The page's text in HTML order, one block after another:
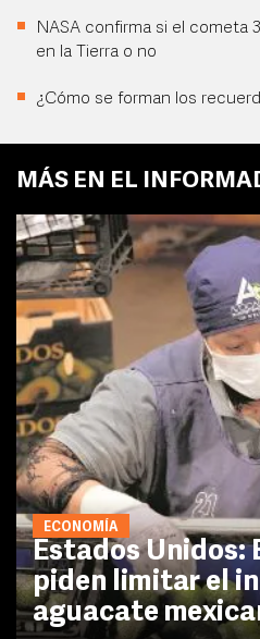
NASA confirma si el cometa
en la Tierra o no
¿Cómo se forman los
MÁS EN EL
ECONOMÍA
Estados Unidos:
piden limitar el
aguacate